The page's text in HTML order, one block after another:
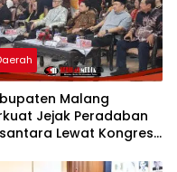
Malang
Jejak Peradaban
Lewat Kongres